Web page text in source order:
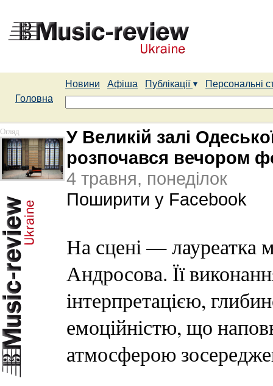
Новини Афіша Публікації
Персональні
Головна
Огляд
У Великій залі
розпочався вечором
4 травня, понеділок
Поширити у Facebook
На сцені — лауреатка
Андросова. Її
інтерпретацією,
емоційністю, що
атмосферою